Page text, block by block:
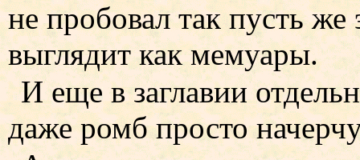
не пробовал так пусть
выглядит как мемуары.
И еще в заглавии
даже ромб просто